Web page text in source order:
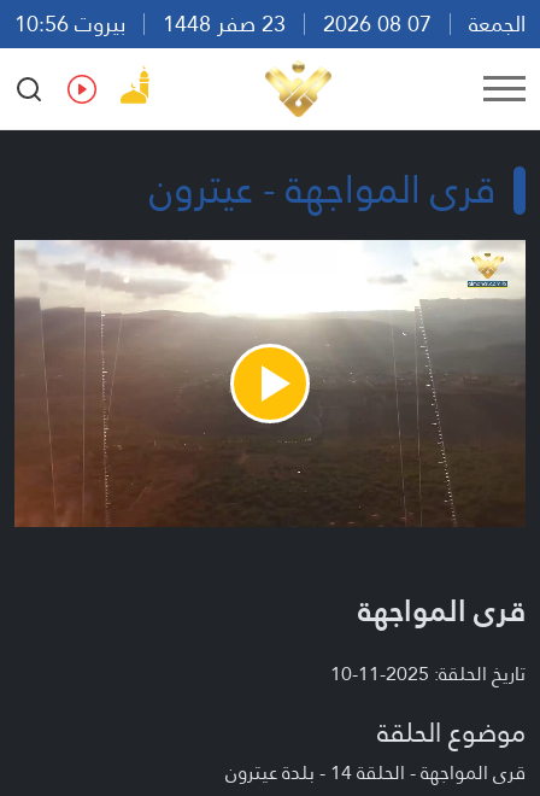
الجمعة
بيروت 10:56
Ar
En Fr Es
قرى المواجهة - عيترون
Play
Video
قرى المواجهة
تاريخ الحلقة: 2025-11-10
موضوع الحلقة
قرى المواجهة - الحلقة 14 - بلدة عيترون